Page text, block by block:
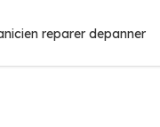
reparer depanner